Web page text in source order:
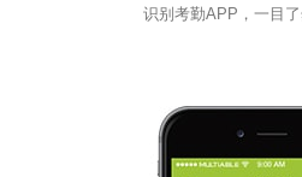
识别考勤APP，一目了